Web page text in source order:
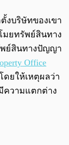
งบริษัทของเขา
มยทรัพย์สินทาง
ย์สินทางปัญญา
Office
ดยให้เหตุผลว่า
ความแตกต่าง